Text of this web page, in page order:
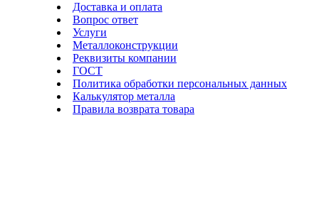
Доставка и оплата
Вопрос ответ
Услуги
Металлоконструкции
Реквизиты компании
ГОСТ
Политика обработки персональных данных
Калькулятор металла
Правила возврата товара